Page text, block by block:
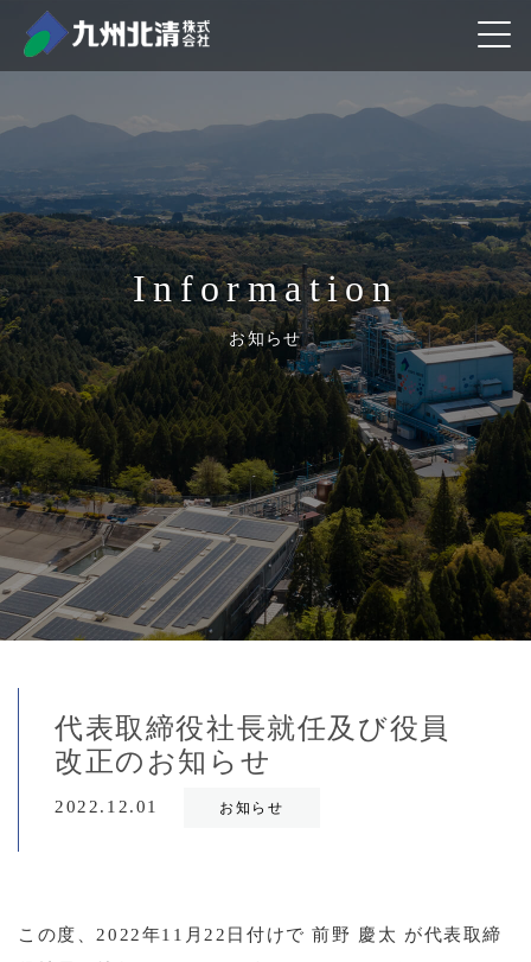
information
お知らせ
代表取締役社長就任及び役員
改正のお知らせ
2022.12.01 お知らせ
この度、2022年11月22日付けで 前野 慶太 が代表取締